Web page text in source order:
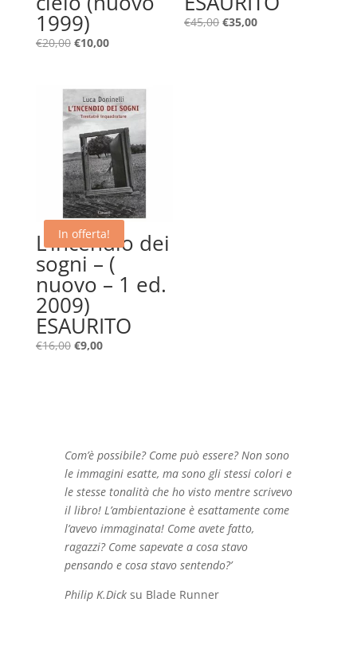
1999)
€20,00 Il
era:
€20,00.
€10,00Il
è:
€10,00.
€45,00 Il
€35,00Il
In offerta!
L’incendio dei
sogni – (
nuovo – 1 ed.
2009)
ESAURITO
€16,00 Il
€9,00Il
Com’è possibile? Come può essere? Non sono
le immagini esatte, ma sono gli stessi colori e
le stesse tonalità che ho visto mentre scrivevo
il libro! L’ambientazione è esattamente come
l’avevo immaginata! Come avete fatto,
ragazzi? Come sapevate a cosa stavo
pensando e cosa stavo sentendo?’
Philip K.Dick su Blade Runner